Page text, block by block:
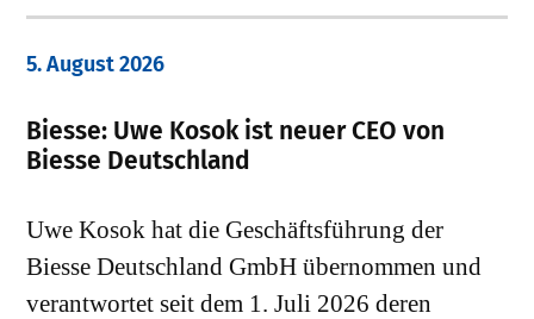
5. August 2026
Biesse: Uwe Kosok ist neuer CEO von
Biesse Deutschland
Uwe Kosok hat die Geschäftsführung der
Biesse Deutschland GmbH übernommen und
verantwortet seit dem 1. Juli 2026 deren